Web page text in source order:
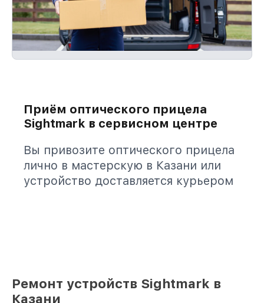
Приём оптического прицела
Sightmark в сервисном центре
Вы привозите оптического прицела
лично в мастерскую в Казани или
устройство доставляется курьером
Ремонт устройств Sightmark в
Казани